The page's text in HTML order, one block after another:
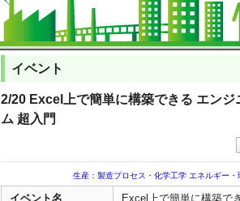
イベント
2/20 Excel上で簡単に構築できる エン
ム 超入門
生産：製造プロセス・化学工学 エネルギー・
イベント名
Excel上で簡単に構築で